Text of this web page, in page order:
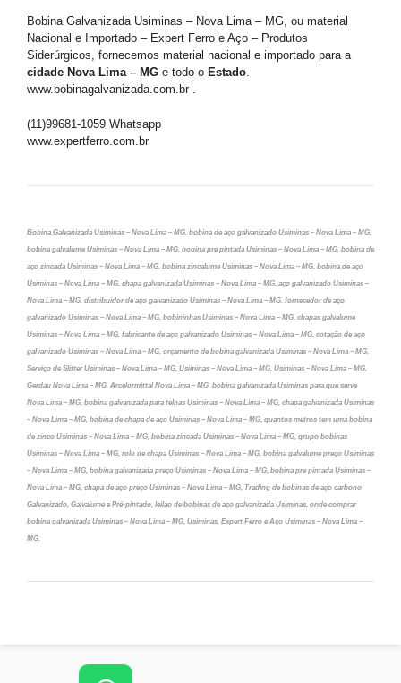
Bobina Galvanizada Usiminas – Nova Lima – MG, ou material
Nacional e Importado – Expert Ferro e Aço – Produtos
Siderúrgicos, fornecemos material nacional e importado para a
cidade Nova Lima – MG e todo o Estado.
www.bobinagalvanizada.com.br .
(11)99681-1059 Whatsapp
www.expertferro.com.br
Bobina Galvanizada Usiminas – Nova Lima – MG, bobina de aço galvanizado Usiminas – Nova Lima – MG,
bobina galvalume Usiminas – Nova Lima – MG, bobina pre pintada Usiminas – Nova Lima – MG, bobina de
aço zincada Usiminas – Nova Lima – MG, bobina zincalume Usiminas – Nova Lima – MG, bobina de aço
Usiminas – Nova Lima – MG, chapa galvanizada Usiminas – Nova Lima – MG, aço galvanizado Usiminas –
Nova Lima – MG, distribuidor de aço galvanizado Usiminas – Nova Lima – MG, fornecedor de aço
galvanizado Usiminas – Nova Lima – MG, bobininhas Usiminas – Nova Lima – MG, chapas galvalume
Usiminas – Nova Lima – MG, fabricante de aço galvanizado Usiminas – Nova Lima – MG, cotação de aço
galvanizado Usiminas – Nova Lima – MG, orçamento de bobina galvanizada Usiminas – Nova Lima – MG,
Serviço de Slitter Usiminas – Nova Lima – MG, Usiminas – Nova Lima – MG, Usiminas – Nova Lima – MG,
Gerdau Nova Lima – MG, Arcelormittal Nova Lima – MG, bobina galvanizada Usiminas para que serve
Nova Lima – MG, bobina galvanizada para telhas Usiminas – Nova Lima – MG, chapa galvanizada Usiminas
– Nova Lima – MG, bobina de chapa de aço Usiminas – Nova Lima – MG, quantos metros tem uma bobina
de zinco Usiminas – Nova Lima – MG, bobina zincada Usiminas – Nova Lima – MG, grupo bobinas
Usiminas – Nova Lima – MG, rolo de chapa Usiminas – Nova Lima – MG, bobina galvalume preço Usiminas
– Nova Lima – MG, bobina galvanizada preço Usiminas – Nova Lima – MG, bobina pre pintada Usiminas –
Nova Lima – MG, chapa de aço preço Usiminas – Nova Lima – MG, Trading de bobinas de aço carbono
Galvanizado, Galvalume e Pré-pintado, leilao de bobinas de aço galvanizada Usiminas, onde comprar
bobina galvanizada Usiminas – Nova Lima – MG, Usiminas, Expert Ferro e Aço Usiminas – Nova Lima –
MG.